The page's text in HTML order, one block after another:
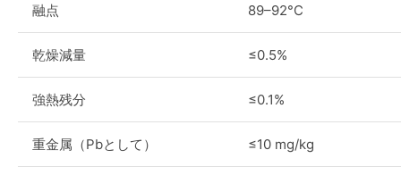
融点 89–92°C
乾燥減量 ≤0.5%
強熱残分 ≤0.1%
重金属（Pbとして） ≤10 mg/kg